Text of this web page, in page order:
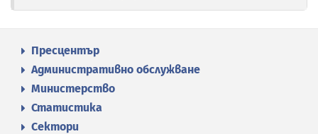
Пресцентър
Административно обслужване
Министерство
Статистика
Сектори